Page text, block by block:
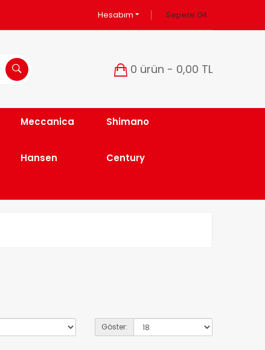
Hesabım Sepete Git
0 ürün - 0,00 TL
Meccanica Shimano
Hansen
Century
Göster: